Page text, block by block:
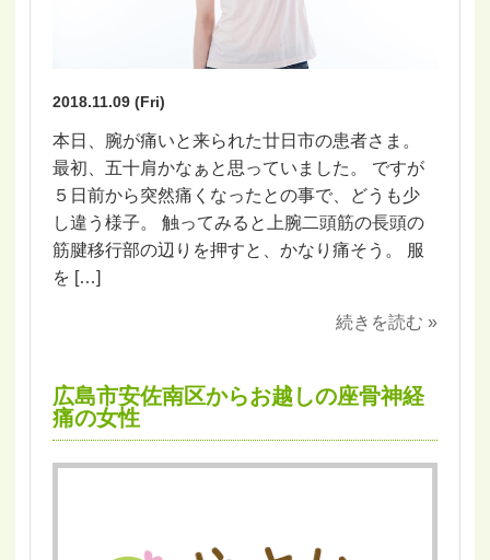
2018.11.09 (Fri)
本日、腕が痛いと来られた廿日市の患者さま。
最初、五十肩かなぁと思っていました。 ですが
５日前から突然痛くなったとの事で、どうも少
し違う様子。 触ってみると上腕二頭筋の長頭の
筋腱移行部の辺りを押すと、かなり痛そう。 服
を […]
続きを読む »
広島市安佐南区からお越しの座骨神経
痛の女性